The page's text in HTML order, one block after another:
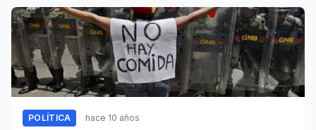
POLÍTICA hace 10 años